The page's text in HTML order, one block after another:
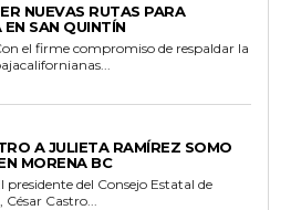
NUEVAS RUTAS PARA
SAN QUINTÍN
A JULIETA RAMÍREZ SOMO
MORENA BC
Castro...